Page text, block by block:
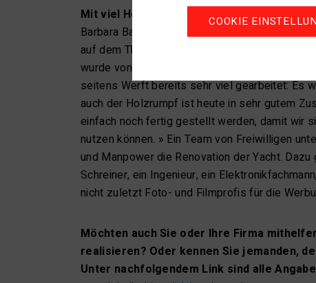
Mit viel Herzblut und Manpower
Barbara Baumann Falivene: «Die Yacht, um
auf dem Thunersee. Sie gehörte in den 70er
wurde von der Segelschule Neuhaus genutzt.
seitens Werft bereits sehr viel gearbeitet: Es
auch der Holzrumpf ist heute in sehr gutem
einfach noch fertig gestellt werden, damit wir
nutzen können. » Ein Team von Freiwilligen
und Manpower die Renovation der Yacht.
Schreiner, ein Ingenieur, ein
nicht zuletzt Foto- und Filmprofis für die
Möchten auch Sie oder Ihre Firma
realisieren? Oder kennen Sie jemanden,
Unter nachfolgendem Link sind alle
COOKIE